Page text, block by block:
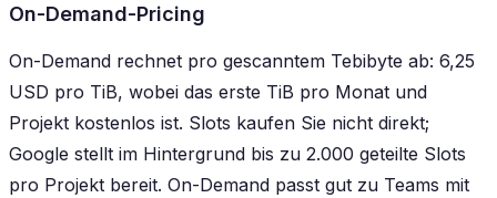
On-Demand-Pricing
On-Demand rechnet pro gescanntem Tebibyte ab: 6,25
USD pro TiB, wobei das erste TiB pro Monat und
Projekt kostenlos ist. Slots kaufen Sie nicht direkt;
Google stellt im Hintergrund bis zu 2.000 geteilte Slots
pro Projekt bereit. On-Demand passt gut zu Teams mit